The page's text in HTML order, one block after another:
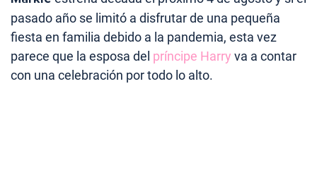
pasado año se limitó a disfrutar de una pequeña
fiesta en familia debido a la pandemia, esta vez
parece que la esposa del príncipe Harry va a contar
con una celebración por todo lo alto.